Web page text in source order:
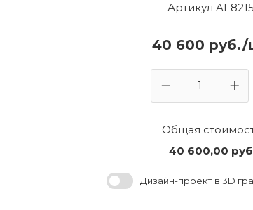
Артикул AF8215
40 600 руб./
Общая
40 600,00 руб
Дизайн-проект в 3D